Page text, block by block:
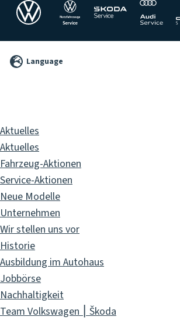
2026 Language
Aktuelles
Aktuelles
Fahrzeug-Aktionen
Service-Aktionen
Neue Modelle
Unternehmen
Wir stellen uns vor
Historie
Ausbildung im Autohaus
Jobbörse
Nachhaltigkeit
Team Volkswagen ⎮ Škoda